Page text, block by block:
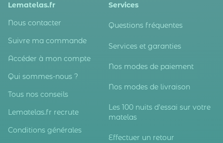
Lematelas.fr
Nous contacter
Suivre ma commande
Accéder à mon compte
Qui sommes-nous ?
Tous nos conseils
Lematelas.fr recrute
Conditions générales
Services
Questions fréquentes
Services et garanties
Nos modes de paiement
Nos modes de livraison
Les 100 nuits d'essai sur votre
matelas
Effectuer un retour